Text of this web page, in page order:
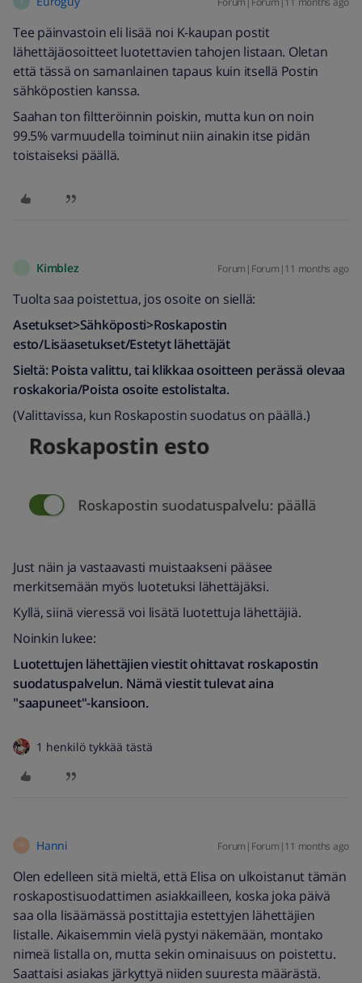
Tee päinvastoin eli lisää noi K-kaupan postit
lähettäjäosoitteet luotettavien tahojen listaan. Oletan
että tässä on samanlainen tapaus kuin itsellä Postin
sähköpostien kanssa.
Saahan ton filtteröinnin poiskin, mutta kun on noin
99.5% varmuudella toiminut niin ainakin itse pidän
toistaiseksi päällä.
Kimblez Forum|Forum|11 months ago
Tuolta saa poistettua, jos osoite on siellä:
Asetukset>Sähköposti>Roskapostin
esto/Lisäasetukset/Estetyt lähettäjät
Sieltä: Poista valittu, tai klikkaa osoitteen perässä olevaa
roskakoria/Poista osoite estolistalta.
(Valittavissa, kun Roskapostin suodatus on päällä.)
Just näin ja vastaavasti muistaakseni pääsee
merkitsemään myös luotetuksi lähettäjäksi.
Kyllä, siinä vieressä voi lisätä luotettuja lähettäjiä.
Noinkin lukee:
Luotettujen lähettäjien viestit ohittavat roskapostin
suodatuspalvelun. Nämä viestit tulevat aina
"saapuneet"-kansioon.
1 henkilö tykkää tästä
H Hanni Forum|Forum|11 months ago
Olen edelleen sitä mieltä, että Elisa on ulkoistanut tämän
roskapostisuodattimen asiakkailleen, koska joka päivä
saa olla lisäämässä postittajia estettyjen lähettäjien
listalle. Aikaisemmin vielä pystyi näkemään, montako
nimeä listalla on, mutta sekin ominaisuus on poistettu.
Saattaisi asiakas järkyttyä niiden suuresta määrästä.